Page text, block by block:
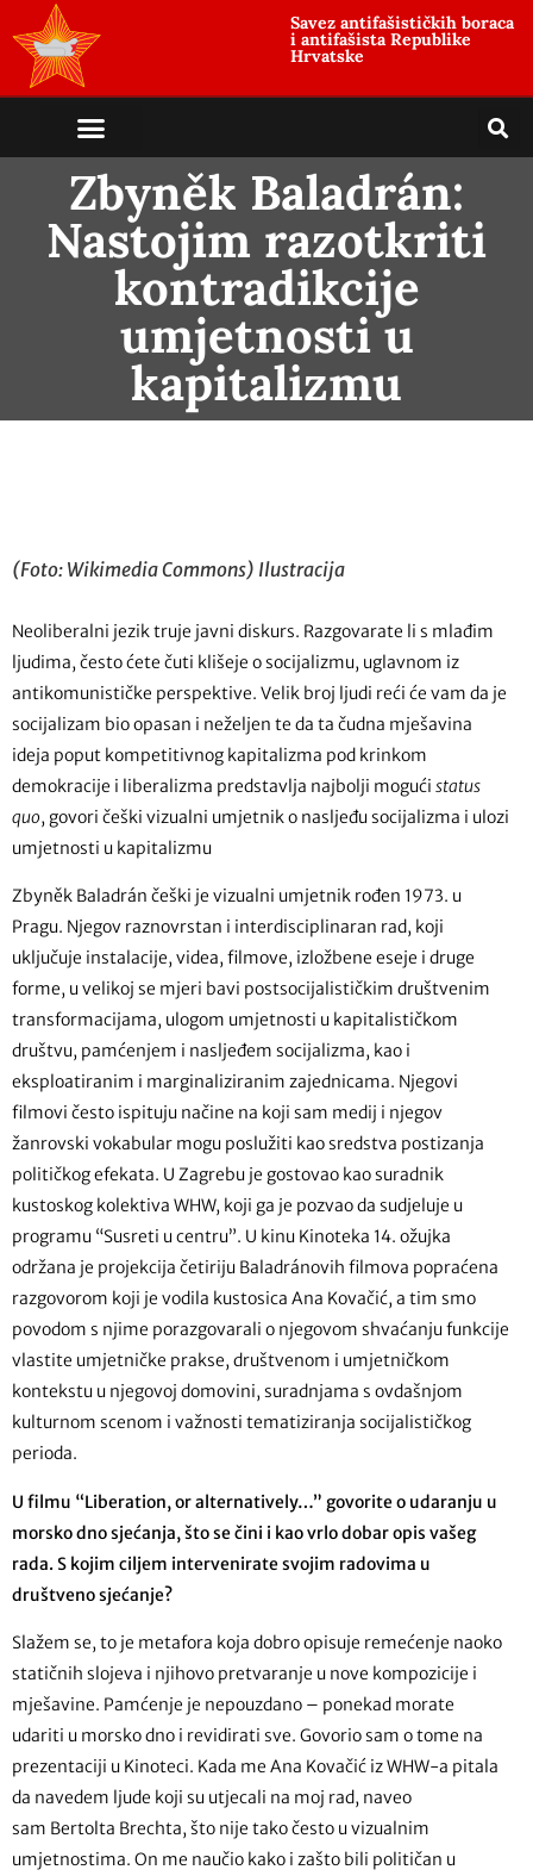
Savez antifašističkih boraca
i antifašista Republike
Hrvatske
Zbyněk Baladrán:
Nastojim razotkriti
kontradikcije
umjetnosti u
kapitalizmu
(Foto: Wikimedia Commons) Ilustracija
Neoliberalni jezik truje javni diskurs. Razgovarate li s mlađim
ljudima, često ćete čuti klišeje o socijalizmu, uglavnom iz
antikomunističke perspektive. Velik broj ljudi reći će vam da je
socijalizam bio opasan i neželjen te da ta čudna mješavina
ideja poput kompetitivnog kapitalizma pod krinkom
demokracije i liberalizma predstavlja najbolji mogući status
quo, govori češki vizualni umjetnik o nasljeđu socijalizma i ulozi
umjetnosti u kapitalizmu
Zbyněk Baladrán češki je vizualni umjetnik rođen 1973. u
Pragu. Njegov raznovrstan i interdisciplinaran rad, koji
uključuje instalacije, videa, filmove, izložbene eseje i druge
forme, u velikoj se mjeri bavi postsocijalističkim društvenim
transformacijama, ulogom umjetnosti u kapitalističkom
društvu, pamćenjem i nasljeđem socijalizma, kao i
eksploatiranim i marginaliziranim zajednicama. Njegovi
filmovi često ispituju načine na koji sam medij i njegov
žanrovski vokabular mogu poslužiti kao sredstva postizanja
političkog efekata. U Zagrebu je gostovao kao suradnik
kustoskog kolektiva WHW, koji ga je pozvao da sudjeluje u
programu “Susreti u centru”. U kinu Kinoteka 14. ožujka
održana je projekcija četiriju Baladránovih filmova popraćena
razgovorom koji je vodila kustosica Ana Kovačić, a tim smo
povodom s njime porazgovarali o njegovom shvaćanju funkcije
vlastite umjetničke prakse, društvenom i umjetničkom
kontekstu u njegovoj domovini, suradnjama s ovdašnjom
kulturnom scenom i važnosti tematiziranja socijalističkog
perioda.
U filmu “Liberation, or alternatively…” govorite o udaranju u
morsko dno sjećanja, što se čini i kao vrlo dobar opis vašeg
rada. S kojim ciljem intervenirate svojim radovima u
društveno sjećanje?
Slažem se, to je metafora koja dobro opisuje remećenje naoko
statičnih slojeva i njihovo pretvaranje u nove kompozicije i
mješavine. Pamćenje je nepouzdano – ponekad morate
udariti u morsko dno i revidirati sve. Govorio sam o tome na
prezentaciji u Kinoteci. Kada me Ana Kovačić iz WHW-a pitala
da navedem ljude koji su utjecali na moj rad, naveo
sam Bertolta Brechta, što nije tako često u vizualnim
umjetnostima. On me naučio kako i zašto bili političan u